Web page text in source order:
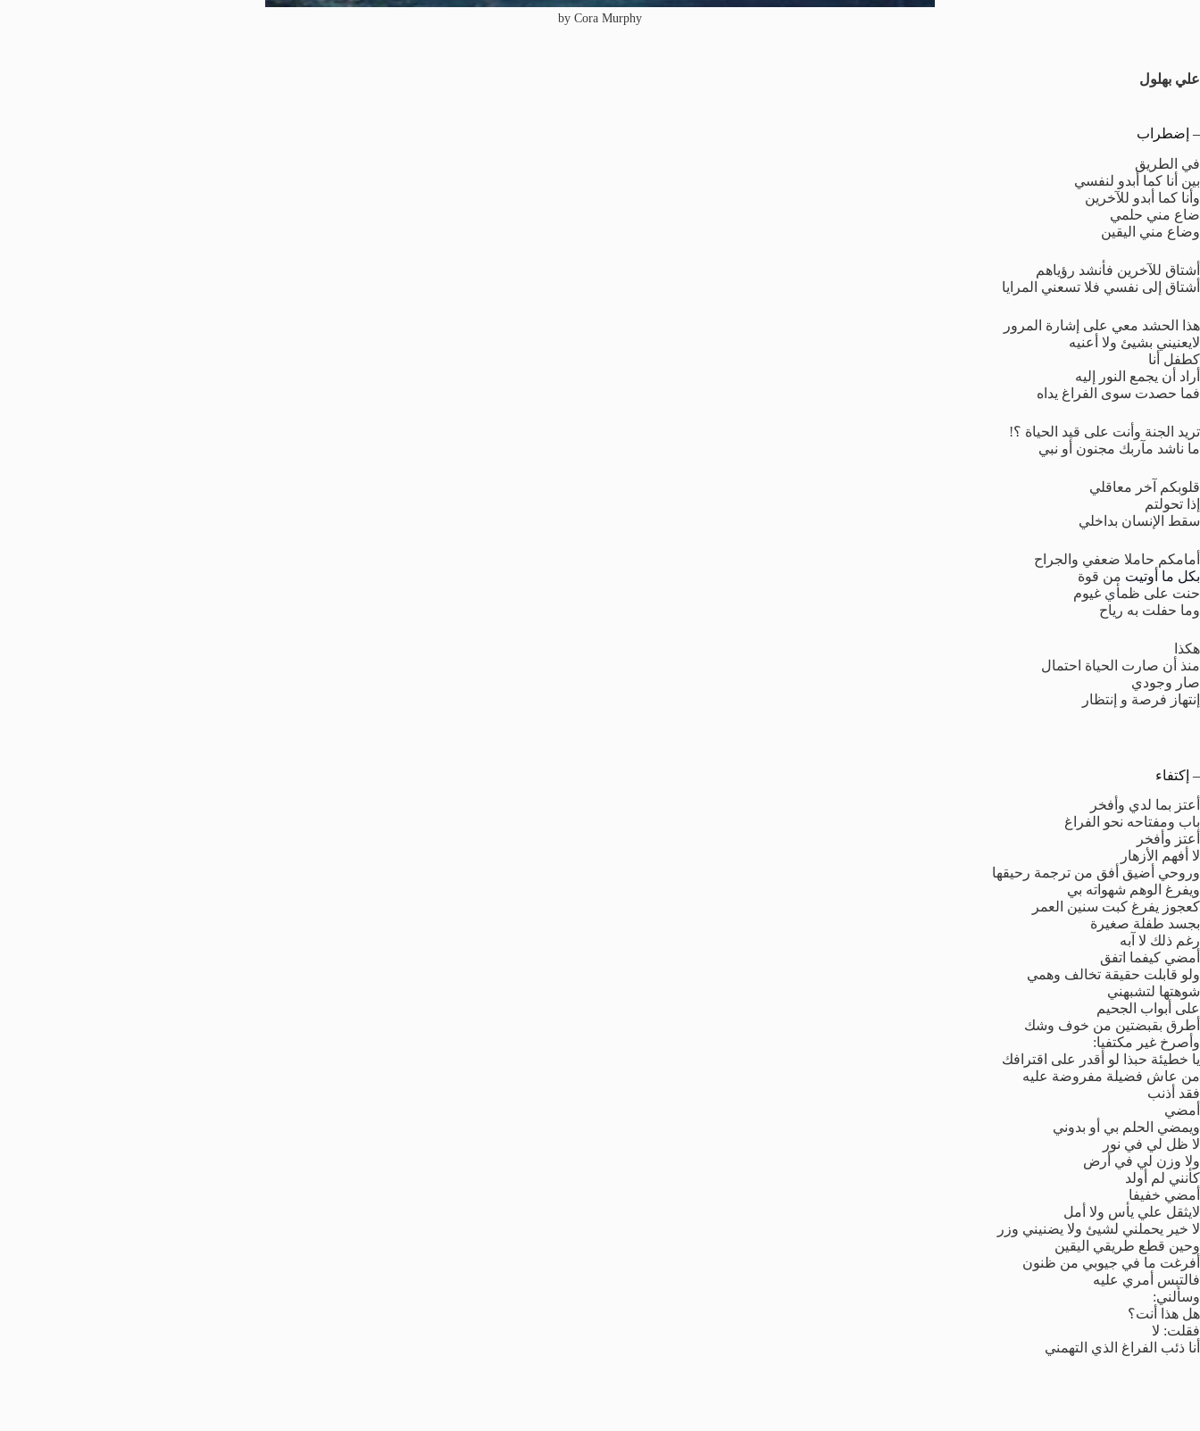
by Cora Murphy
علي بهلول
– إضطراب
في الطريق
بين أنا كما أبدو لنفسي
وأنا كما أبدو للآخرين
ضاع مني حلمي
وضاع مني اليقين
أشتاق للآخرين فأنشد رؤياهم
أشتاق إلى نفسي فلا تسعني المرايا
هذا الحشد معي على إشارة المرور
لايعنيني بشيئ ولا أعنيه
كطفل أنا
أراد أن يجمع النور إليه
فما حصدت سوى الفراغ يداه
تريد الجنة وأنت على قيد الحياة ؟!
ما ناشد مآربك مجنون أو نبي
قلوبكم آخر معاقلي
إذا تحولتم
سقط الإنسان بداخلي
أمامكم حاملا ضعفي والجراح
بكل ما أوتيت من قوة
حنت على ظمأي غيوم
وما حفلت به رياح
هكذا
منذ أن صارت الحياة احتمال
صار وجودي
إنتهاز فرصة و إنتظار
– إكتفاء
أعتز بما لدي وأفخر
باب ومفتاحه نحو الفراغ
أعتز وأفخر
لا أفهم الأزهار
وروحي أضيق أفق من ترجمة رحيقها
ويفرغ الوهم شهواته بي
كعجوز يفرغ كبت سنين العمر
بجسد طفلة صغيرة
رغم ذلك لا آبه
أمضي كيفما اتفق
ولو قابلت حقيقة تخالف وهمي
شوهتها لتشبهني
على أبواب الجحيم
أطرق بقبضتين من خوف وشك
وأصرخ غير مكتفيا:
يا خطيئة حبذا لو أقدر على اقترافك
من عاش فضيلة مفروضة عليه
فقد أذنب
أمضي
ويمضي الحلم بي أو بدوني
لا ظل لي في نور
ولا وزن لي في أرض
كأنني لم أولد
أمضي خفيفا
لايثقل علي يأس ولا أمل
لا خير يحملني لشيئ ولا يضنيني وزر
وحين قطع طريقي اليقين
أفرغت ما في جيوبي من ظنون
فالتبس أمري عليه
وسألني:
هل هذا أنت؟
فقلت: لا
أنا ذئب الفراغ الذي التهمني